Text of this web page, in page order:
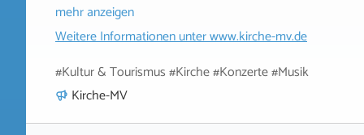
mehr anzeigen
Weitere Informationen unterwww.kirche-mv.de
#Kultur & Tourismus #Kirche #Konzerte #Musik
Kirche-MV